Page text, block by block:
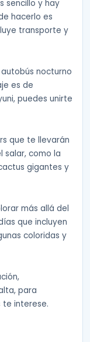
sencillo y hay
hacerlo es
transporte y
nocturno
es de
puedes unirte
que te llevarán
salar, como la
gigantes y
más allá del
que incluyen
coloridas y
para
te interese.